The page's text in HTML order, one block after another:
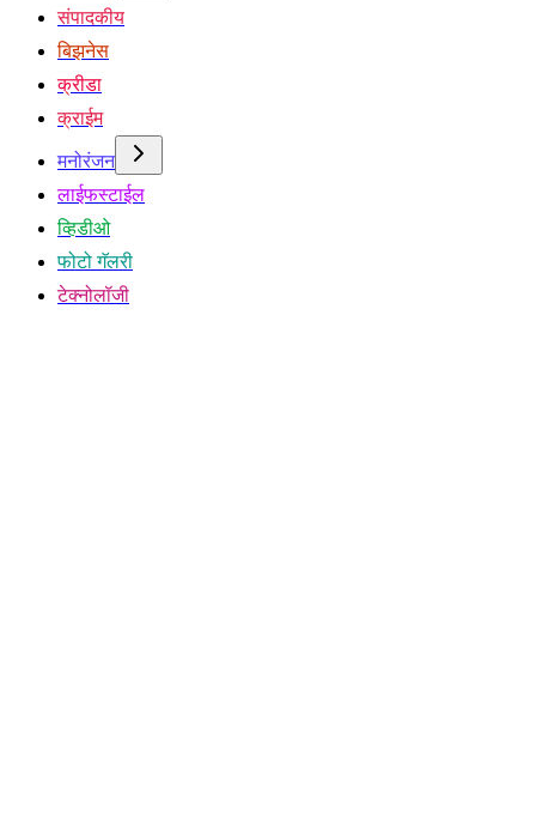
संपादकीय
बिझनेस
क्रीडा
क्राईम
मनोरंजन
लाईफस्टाईल
व्हिडीओ
फोटो गॅलरी
टेक्नोलॉजी